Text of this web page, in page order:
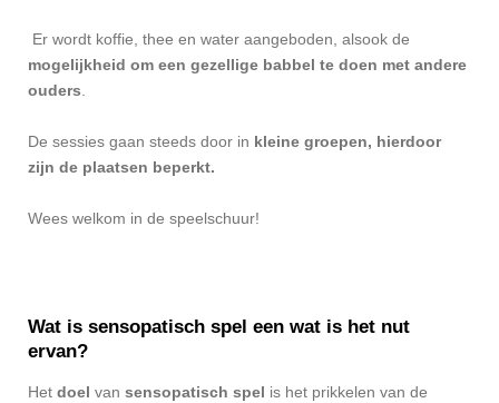
Er wordt koffie, thee en water aangeboden, alsook de
mogelijkheid om een gezellige babbel te doen met andere
ouders.
De sessies gaan steeds door in kleine groepen, hierdoor
zijn de plaatsen beperkt.
Wees welkom in de speelschuur!
Wat is sensopatisch spel een wat is het nut
ervan?
Het doel van sensopatisch spel is het prikkelen van de